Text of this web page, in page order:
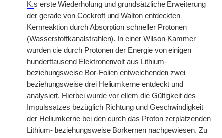
K.s erste Wiederholung und grundsätzliche Erweiterung
der gerade von Cockroft und Walton entdeckten
Kernreaktion durch Absorption schneller Protonen
(Wasserstoffkanalstrahlen). In einer Wilson-Kammer
wurden die durch Protonen der Energie von einigen
hunderttausend Elektronenvolt aus Lithium-
beziehungsweise Bor-Folien entweichenden zwei
beziehungsweise drei Heliumkerne entdeckt und
analysiert. Hierbei wurde vor ellem die Gültigkeit des
Impulssatzes bezüglich Richtung und Geschwindigkeit
der Heliumkerne bei den durch das Proton zerplatzenden
Lithium- beziehungsweise Borkernen nachgewiesen. Zu